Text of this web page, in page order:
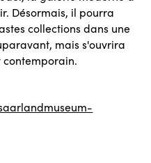
Désormais, il pourra
collections dans une
mais s'ouvrira